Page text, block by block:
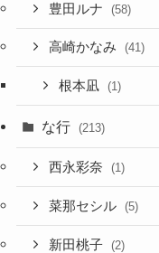
豊田ルナ (58)
高崎かなみ (41)
根本凪 (1)
な行 (213)
西永彩奈 (1)
菜那セシル (5)
新田桃子 (2)